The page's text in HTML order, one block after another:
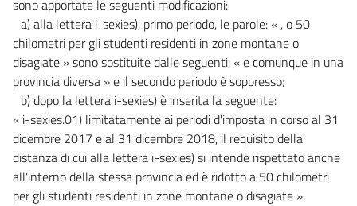
sono apportate le seguenti modificazioni:
a) alla lettera i-sexies), primo periodo, le parole: « , o 50
chilometri per gli studenti residenti in zone montane o
disagiate » sono sostituite dalle seguenti: « e comunque in una
provincia diversa » e il secondo periodo è soppresso;
b) dopo la lettera i-sexies) è inserita la seguente:
« i-sexies.01) limitatamente ai periodi d'imposta in corso al 31
dicembre 2017 e al 31 dicembre 2018, il requisito della
distanza di cui alla lettera i-sexies) si intende rispettato anche
all'interno della stessa provincia ed è ridotto a 50 chilometri
per gli studenti residenti in zone montane o disagiate ».